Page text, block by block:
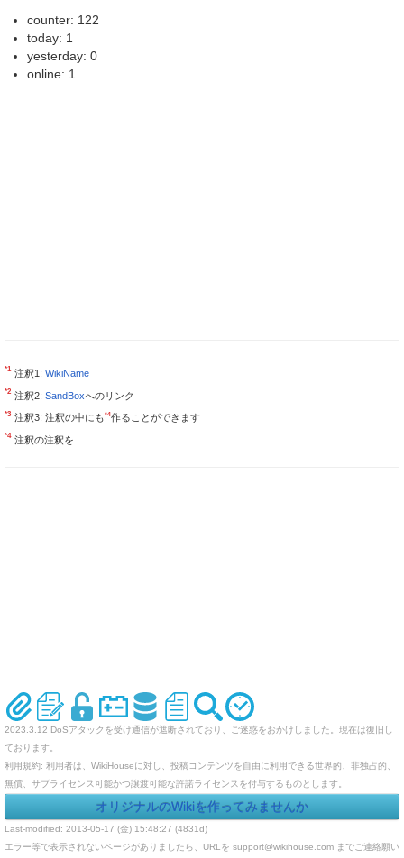
counter: 122
today: 1
yesterday: 0
online: 1
*1 注釈1: WikiName
*2 注釈2: SandBoxへのリンク
*3 注釈3: 注釈の中にも*4作ることができます
*4 注釈の注釈を
2023.3.12 DoSアタックを受け通信が遮断されており、ご迷惑をおかけしました。現在は復旧し
ております。
利用規約: 利用者は、WikiHouseに対し、投稿コンテンツを自由に利用できる世界的、非独占的、
無償、サブライセンス可能かつ譲渡可能な許諾ライセンスを付与するものとします。
オリジナルのWikiを作ってみませんか
Last-modified: 2013-05-17 (金) 15:48:27 (4831d)
エラー等で表示されないページがありましたら、URLを support@wikihouse.com までご連絡願い